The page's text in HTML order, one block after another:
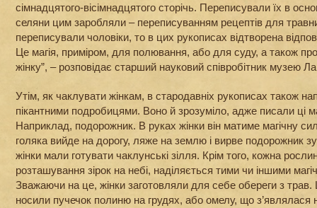
сімнадцятого-вісімнадцятого сторічь. Переписували їх в
селяни цим заробляли – переписуванням рецептів для
переписували чоловіки, то в цих рукописах відтворена
Це магія, приміром, для полювання, або для суду, а також
жінку”, – розповідає старший науковий співробітник музею
Утім, як чаклувати жінкам, в стародавніх рукописах також
пікантними подробицями. Воно й зрозуміло, адже писали ці
Наприклад, подорожник. В руках жінки він матиме магічну
голяка вийде на дорогу, ляже на землю і вирве подорожник
жінки мали готувати чаклунські зілля. Крім того, кожна
розташування зірок на небі, наділяється тими чи іншими
Зважаючи на це, жінки заготовляли для себе обереги з трав.
носили пучечок полиню на грудях, або омелу, що з’являлася